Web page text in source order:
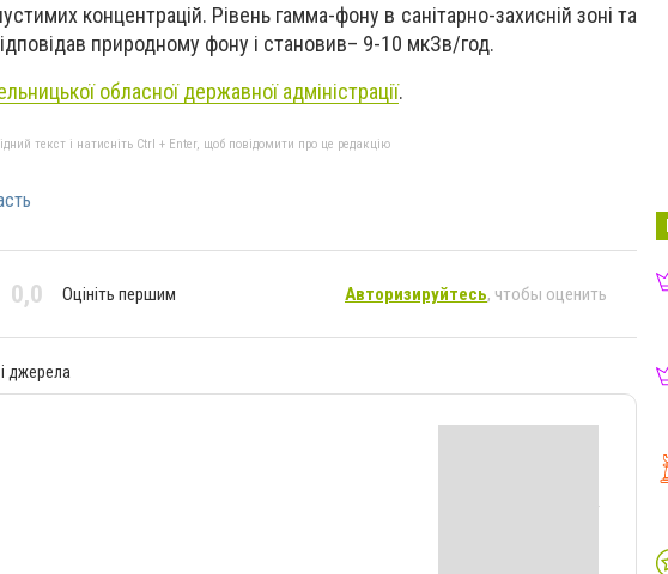
концентрацій. Рівень гамма-фону в санітарно-захисній зоні та
природному фону і становив– 9-10 мкЗв/год.
обласної державної адміністрації.
текст і натисніть Ctrl + Enter, щоб повідомити про це редакцію
0,0 Оцініть першим Авторизируйтесь, чтобы оценить
джерела